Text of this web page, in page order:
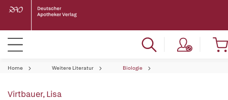
Home Weitere Literatur Biologie
Virtbauer, Lisa